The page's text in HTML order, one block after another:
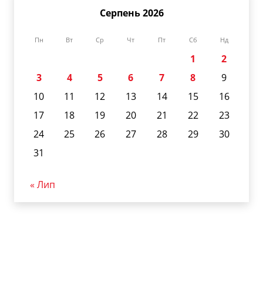
Серпень 2026
Пн Вт Ср Чт Пт Сб Нд
1
2
3
4 5 6 7 8
9
10
11 12 13 14 15
16
17
18 19 20 21 22
23
24
25 26 27 28 29
30
31
« Лип